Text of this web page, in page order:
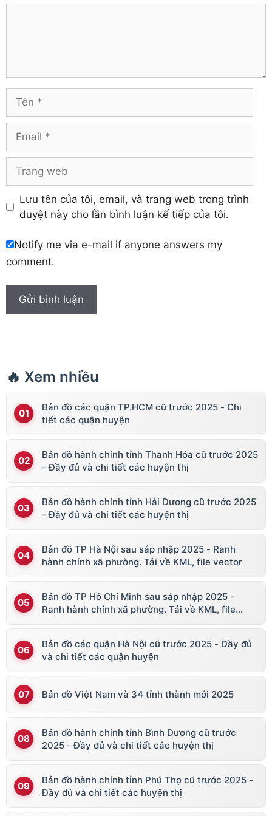
web
Lưu tên của tôi, email, và trang web trong trình
duyệt này cho lần bình luận kế tiếp của tôi.
Notify me via e-mail if anyone answers my
comment.
🔥 Xem nhiều
Bản đồ các quận TP.HCM cũ trước 2025 - Chi
tiết các quận huyện
Bản đồ hành chính tỉnh Thanh Hóa cũ trước 2025
- Đầy đủ và chi tiết các huyện thị
Bản đồ hành chính tỉnh Hải Dương cũ trước 2025
- Đầy đủ và chi tiết các huyện thị
Bản đồ TP Hà Nội sau sáp nhập 2025 - Ranh
hành chính xã phường. Tải về KML, file vector
Bản đồ TP Hồ Chí Minh sau sáp nhập 2025 -
Ranh hành chính xã phường. Tải về KML, file
Bản đồ các quận Hà Nội cũ trước 2025 - Đầy đủ
và chi tiết các quận huyện
Bản đồ Việt Nam và 34 tỉnh thành mới 2025
Bản đồ hành chính tỉnh Bình Dương cũ trước
2025 - Đầy đủ và chi tiết các huyện thị
Bản đồ hành chính tỉnh Phú Thọ cũ trước 2025 -
Đầy đủ và chi tiết các huyện thị